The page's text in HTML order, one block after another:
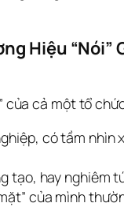
Hiệu “Nói”
cả một tổ
có tầm
tạo, hay nghiêm
của mình